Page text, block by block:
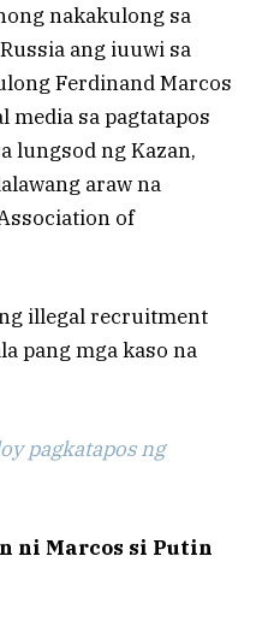
nakakulong sa
ang iuuwi sa
Ferdinand Marcos
media sa pagtatapos
lungsod ng Kazan,
araw na
of
illegal recruitment
pang mga kaso na
pagkatapos ng
ni Marcos si Putin